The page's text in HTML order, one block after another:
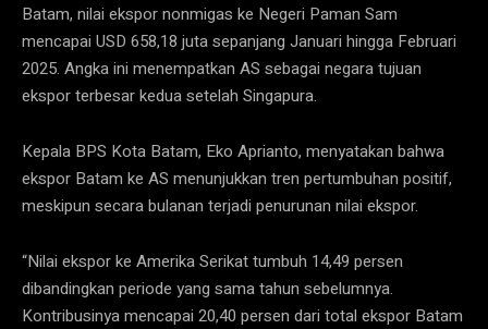
Batam, nilai ekspor nonmigas ke Negeri Paman Sam
mencapai USD 658,18 juta sepanjang Januari hingga Februari
2025. Angka ini menempatkan AS sebagai negara tujuan
ekspor terbesar kedua setelah Singapura.
Kepala BPS Kota Batam, Eko Aprianto, menyatakan bahwa
ekspor Batam ke AS menunjukkan tren pertumbuhan positif,
meskipun secara bulanan terjadi penurunan nilai ekspor.
“Nilai ekspor ke Amerika Serikat tumbuh 14,49 persen
dibandingkan periode yang sama tahun sebelumnya.
Kontribusinya mencapai 20,40 persen dari total ekspor Batam